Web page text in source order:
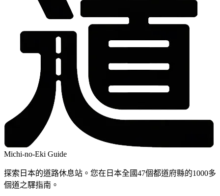
Michi-no-Eki Guide
探索日本的道路休息站。您在日本全國47個都道府縣的1000多
個道之驛指南。